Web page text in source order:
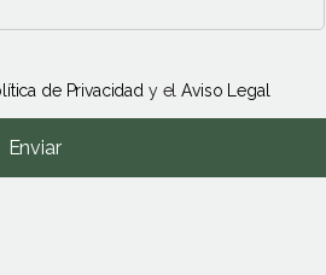
de Privacidad y elAviso Legal
Enviar